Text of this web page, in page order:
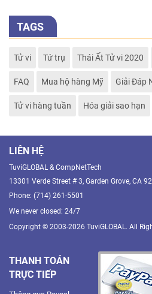
TAGS
Tử vi Tứ trụ Thái Ất Tử vi 2020
FAQ Mua hộ hàng Mỹ Giải Đáp
Tử vi hàng tuần Hóa giải sao hạn
LIÊN HỆ
TuviGLOBAL & CompNetTech
13301 Verde Street # 3, Garden Grove, CA
Phone: (714) 261-5501
We never closed: 24/7
Copyright © 2003-2026 TuviGLOBAL. All
THANH TOÁN
TRỰC TIẾP